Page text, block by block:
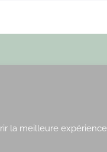
la meilleure expérience